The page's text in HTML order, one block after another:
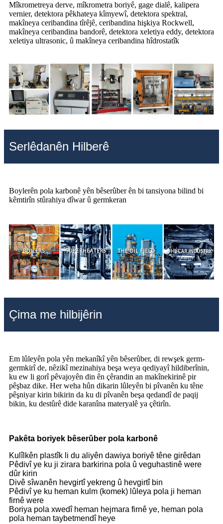
Mîkrometreya derve, mîkrometra boriyê, gage dialê, kalipera
vernier, detektora pêkhateya kîmyewî, detektora spektral,
makîneya ceribandina tîrêjê, ceribandina hişkiya Rockwell,
makîneya ceribandina bandorê, detektora xeletiya eddy, detektora
xeletiya ultrasonic, û makîneya ceribandina hîdrostatîk
Serlêdanên Hilberê
Boylerên pola karbonê yên bêserûber ên bi tansiyona bilind bi
kêmtirîn stûrahiya dîwar û germkeran
Çima me hilbijêrin
Em lûleyên pola yên mekanîkî yên bêserûber, di rewşek germ-
germkirî de, nêzikî mezinahiya beşa weya qediyayî hildiberînin,
ku ew li gorî pêvajoyên din ên çêrandin an makînekirinê pir
pêşbaz dike. Her weha hûn dikarin lûleyên bi pîvanên ku têne
pêşniyar kirin bikirin da ku di pîvanên beşa qedandî de paqij
bikin, ku destûrê dide karanîna materyalê ya çêtirîn.
Pakêta boriyek bêserûber pola karbonê
Kulîlkên plastîk li du aliyên dawiya boriyê têne girêdan
Pêdivî ye ku ji zirara barkirina pola û veguhastinê were
dûr kirin
Divê sîwanên hevgirtî yekreng û hevgirtî bin
Pêdivî ye ku heman kulm (komek) lûleya pola ji heman
firnê were
Boriya pola xwedî heman hejmara firnê ye, heman pola
pola heman taybetmendî heye